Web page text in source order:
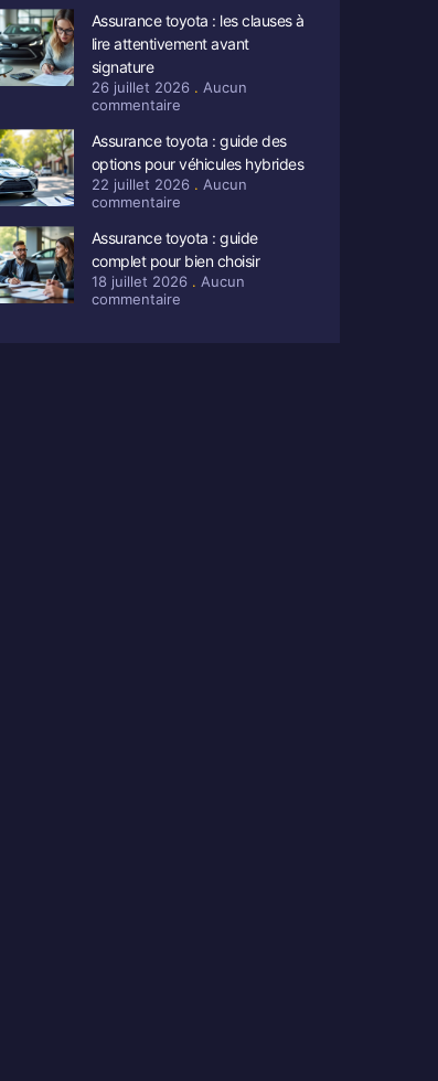
Assurance toyota : les clauses à
lire attentivement avant
signature
26 juillet 2026
Aucun
commentaire
Assurance toyota : guide des
options pour véhicules hybrides
22 juillet 2026
Aucun
commentaire
Assurance toyota : guide
complet pour bien choisir
18 juillet 2026
Aucun
commentaire